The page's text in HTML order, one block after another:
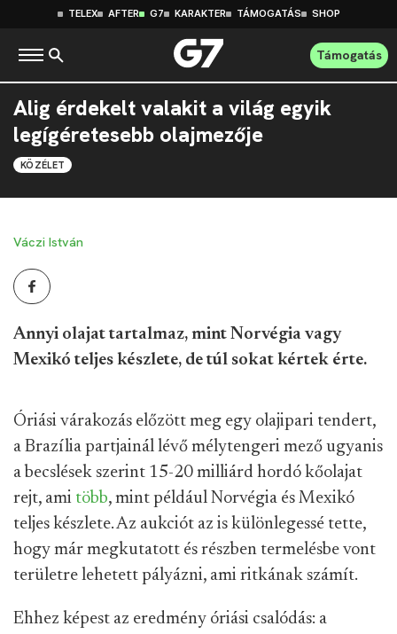
TELEX AFTER G7 KARAKTER TÁMOGATÁS SHOP
Támogatás
Alig érdekelt valakit a világ egyik
legígéretesebb olajmezője
KÖZÉLET
Váczi István
Annyi olajat tartalmaz, mint Norvégia vagy
Mexikó teljes készlete, de túl sokat kértek érte.
Óriási várakozás előzött meg egy olajipari tendert,
a Brazília partjainál lévő mélytengeri mező ugyanis
a becslések szerint 15-20 milliárd hordó kőolajat
rejt, ami több, mint például Norvégia és Mexikó
teljes készlete. Az aukciót az is különlegessé tette,
hogy már megkutatott és részben termelésbe vont
területre lehetett pályázni, ami ritkának számít.
Ehhez képest az eredmény óriási csalódás: a